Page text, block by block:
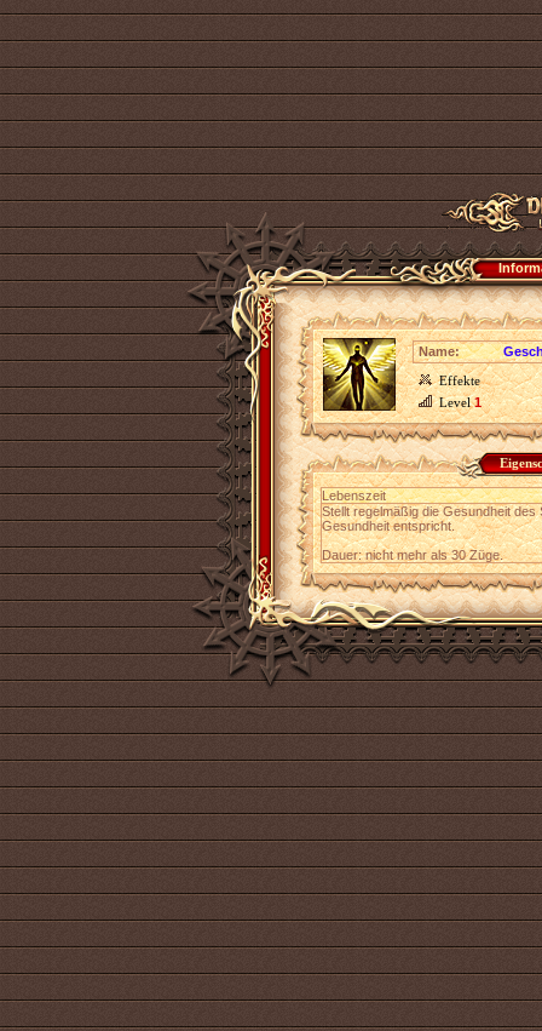
Name:
Effekte
Level1
Lebenszeit
Stellt regelmäßig die Gesundheit
Gesundheit entspricht.
Dauer: nicht mehr als 30 Züge.